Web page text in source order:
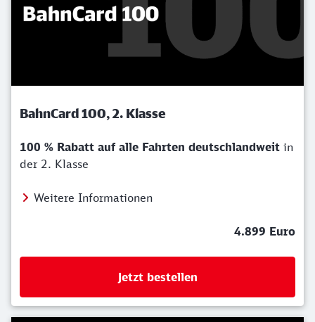
BahnCard 100, 2. Klasse
100 % Rabatt auf alle Fahrten deutschlandweit in
der 2. Klasse
Weitere Informationen
4.899 Euro
Jetzt bestellen